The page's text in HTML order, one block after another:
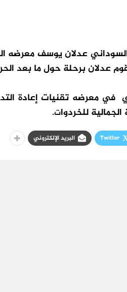
عدلان يوسف معرضه
عدلان برحلة حول ما بعد
في معرضه تقنيات إعادة
للخردوات.
Twitter البريد الإلكتروني